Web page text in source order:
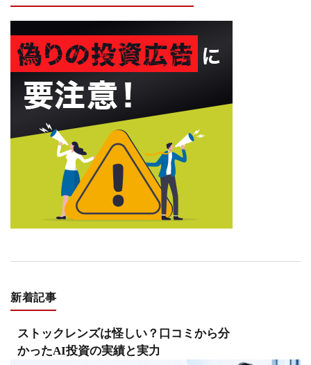
新着記事
ストックレンズは怪しい？口コミから分
かったAI投資の実績と実力